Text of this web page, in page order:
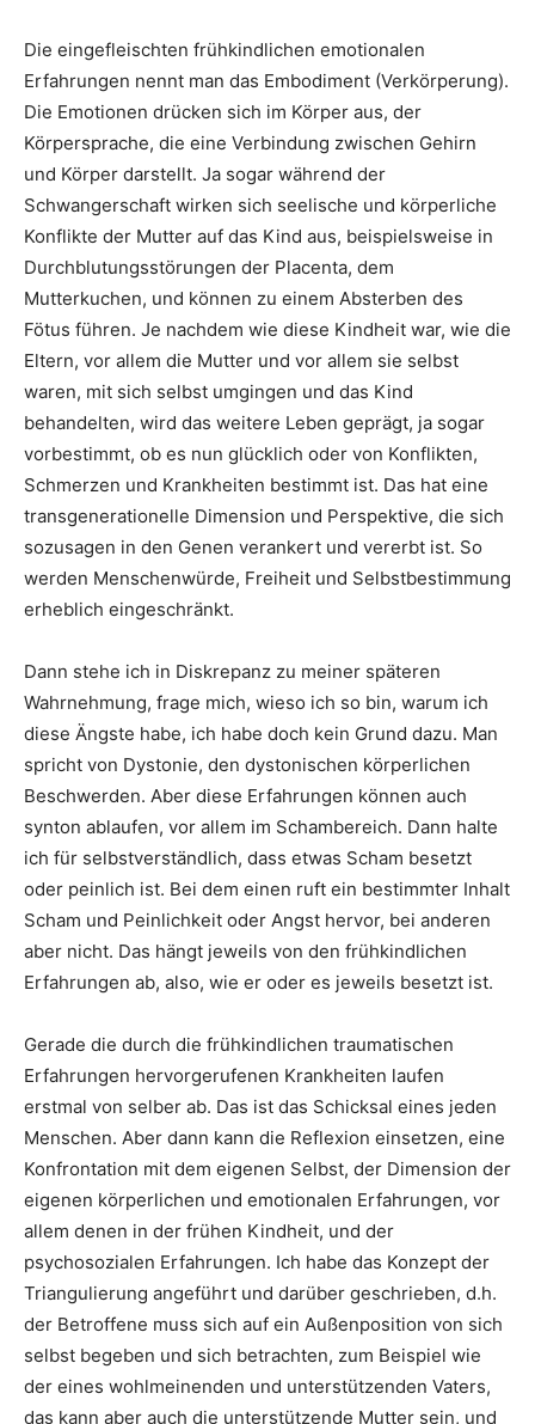
Die eingefleischten frühkindlichen emotionalen
Erfahrungen nennt man das Embodiment (Verkörperung).
Die Emotionen drücken sich im Körper aus, der
Körpersprache, die eine Verbindung zwischen Gehirn
und Körper darstellt. Ja sogar während der
Schwangerschaft wirken sich seelische und körperliche
Konflikte der Mutter auf das Kind aus, beispielsweise in
Durchblutungsstörungen der Placenta, dem
Mutterkuchen, und können zu einem Absterben des
Fötus führen. Je nachdem wie diese Kindheit war, wie die
Eltern, vor allem die Mutter und vor allem sie selbst
waren, mit sich selbst umgingen und das Kind
behandelten, wird das weitere Leben geprägt, ja sogar
vorbestimmt, ob es nun glücklich oder von Konflikten,
Schmerzen und Krankheiten bestimmt ist. Das hat eine
transgenerationelle Dimension und Perspektive, die sich
sozusagen in den Genen verankert und vererbt ist. So
werden Menschenwürde, Freiheit und Selbstbestimmung
erheblich eingeschränkt.
Dann stehe ich in Diskrepanz zu meiner späteren
Wahrnehmung, frage mich, wieso ich so bin, warum ich
diese Ängste habe, ich habe doch kein Grund dazu. Man
spricht von Dystonie, den dystonischen körperlichen
Beschwerden. Aber diese Erfahrungen können auch
synton ablaufen, vor allem im Schambereich. Dann halte
ich für selbstverständlich, dass etwas Scham besetzt
oder peinlich ist. Bei dem einen ruft ein bestimmter Inhalt
Scham und Peinlichkeit oder Angst hervor, bei anderen
aber nicht. Das hängt jeweils von den frühkindlichen
Erfahrungen ab, also, wie er oder es jeweils besetzt ist.
Gerade die durch die frühkindlichen traumatischen
Erfahrungen hervorgerufenen Krankheiten laufen
erstmal von selber ab. Das ist das Schicksal eines jeden
Menschen. Aber dann kann die Reflexion einsetzen, eine
Konfrontation mit dem eigenen Selbst, der Dimension der
eigenen körperlichen und emotionalen Erfahrungen, vor
allem denen in der frühen Kindheit, und der
psychosozialen Erfahrungen. Ich habe das Konzept der
Triangulierung angeführt und darüber geschrieben, d.h.
der Betroffene muss sich auf ein Außenposition von sich
selbst begeben und sich betrachten, zum Beispiel wie
der eines wohlmeinenden und unterstützenden Vaters,
das kann aber auch die unterstützende Mutter sein, und